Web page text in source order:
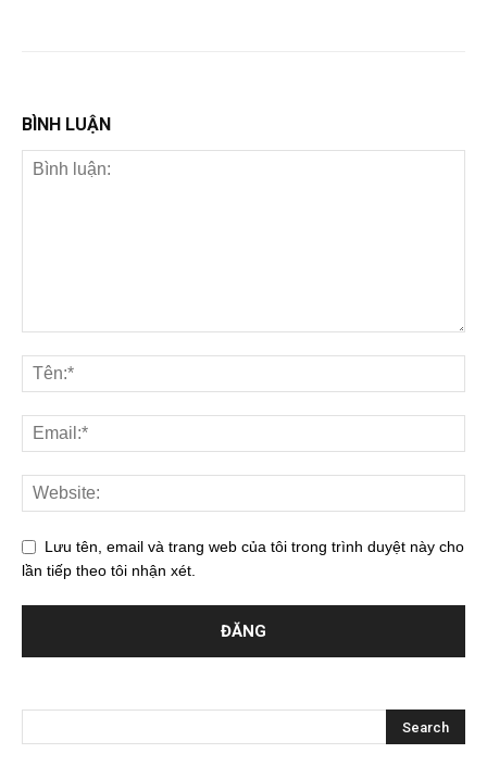
BÌNH LUẬN
Lưu tên, email và trang web của tôi trong trình duyệt này cho
lần tiếp theo tôi nhận xét.